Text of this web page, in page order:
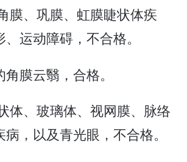
膜、巩膜、虹膜睫状体疾
运动障碍，不合格。
膜云翳，合格。
体、玻璃体、视网膜、脉络
，以及青光眼，不合格。